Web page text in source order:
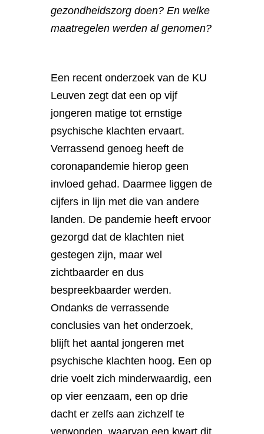
gezondheidszorg doen? En welke
maatregelen werden al genomen?
Een recent onderzoek van de KU
Leuven zegt dat een op vijf
jongeren matige tot ernstige
psychische klachten ervaart.
Verrassend genoeg heeft de
coronapandemie hierop geen
invloed gehad. Daarmee liggen de
cijfers in lijn met die van andere
landen. De pandemie heeft ervoor
gezorgd dat de klachten niet
gestegen zijn, maar wel
zichtbaarder en dus
bespreekbaarder werden.
Ondanks de verrassende
conclusies van het onderzoek,
blijft het aantal jongeren met
psychische klachten hoog. Een op
drie voelt zich minderwaardig, een
op vier eenzaam, een op drie
dacht er zelfs aan zichzelf te
verwonden, waarvan een kwart dit